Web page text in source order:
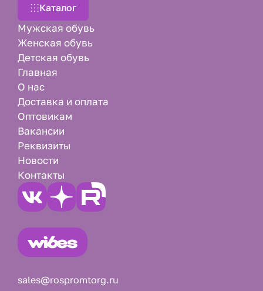
Каталог
Мужская обувь
Женская обувь
Детская обувь
Главная
О нас
Доставка и оплата
Оптовикам
Вакансии
Реквизиты
Новости
Контакты
sales@rospromtorg.ru